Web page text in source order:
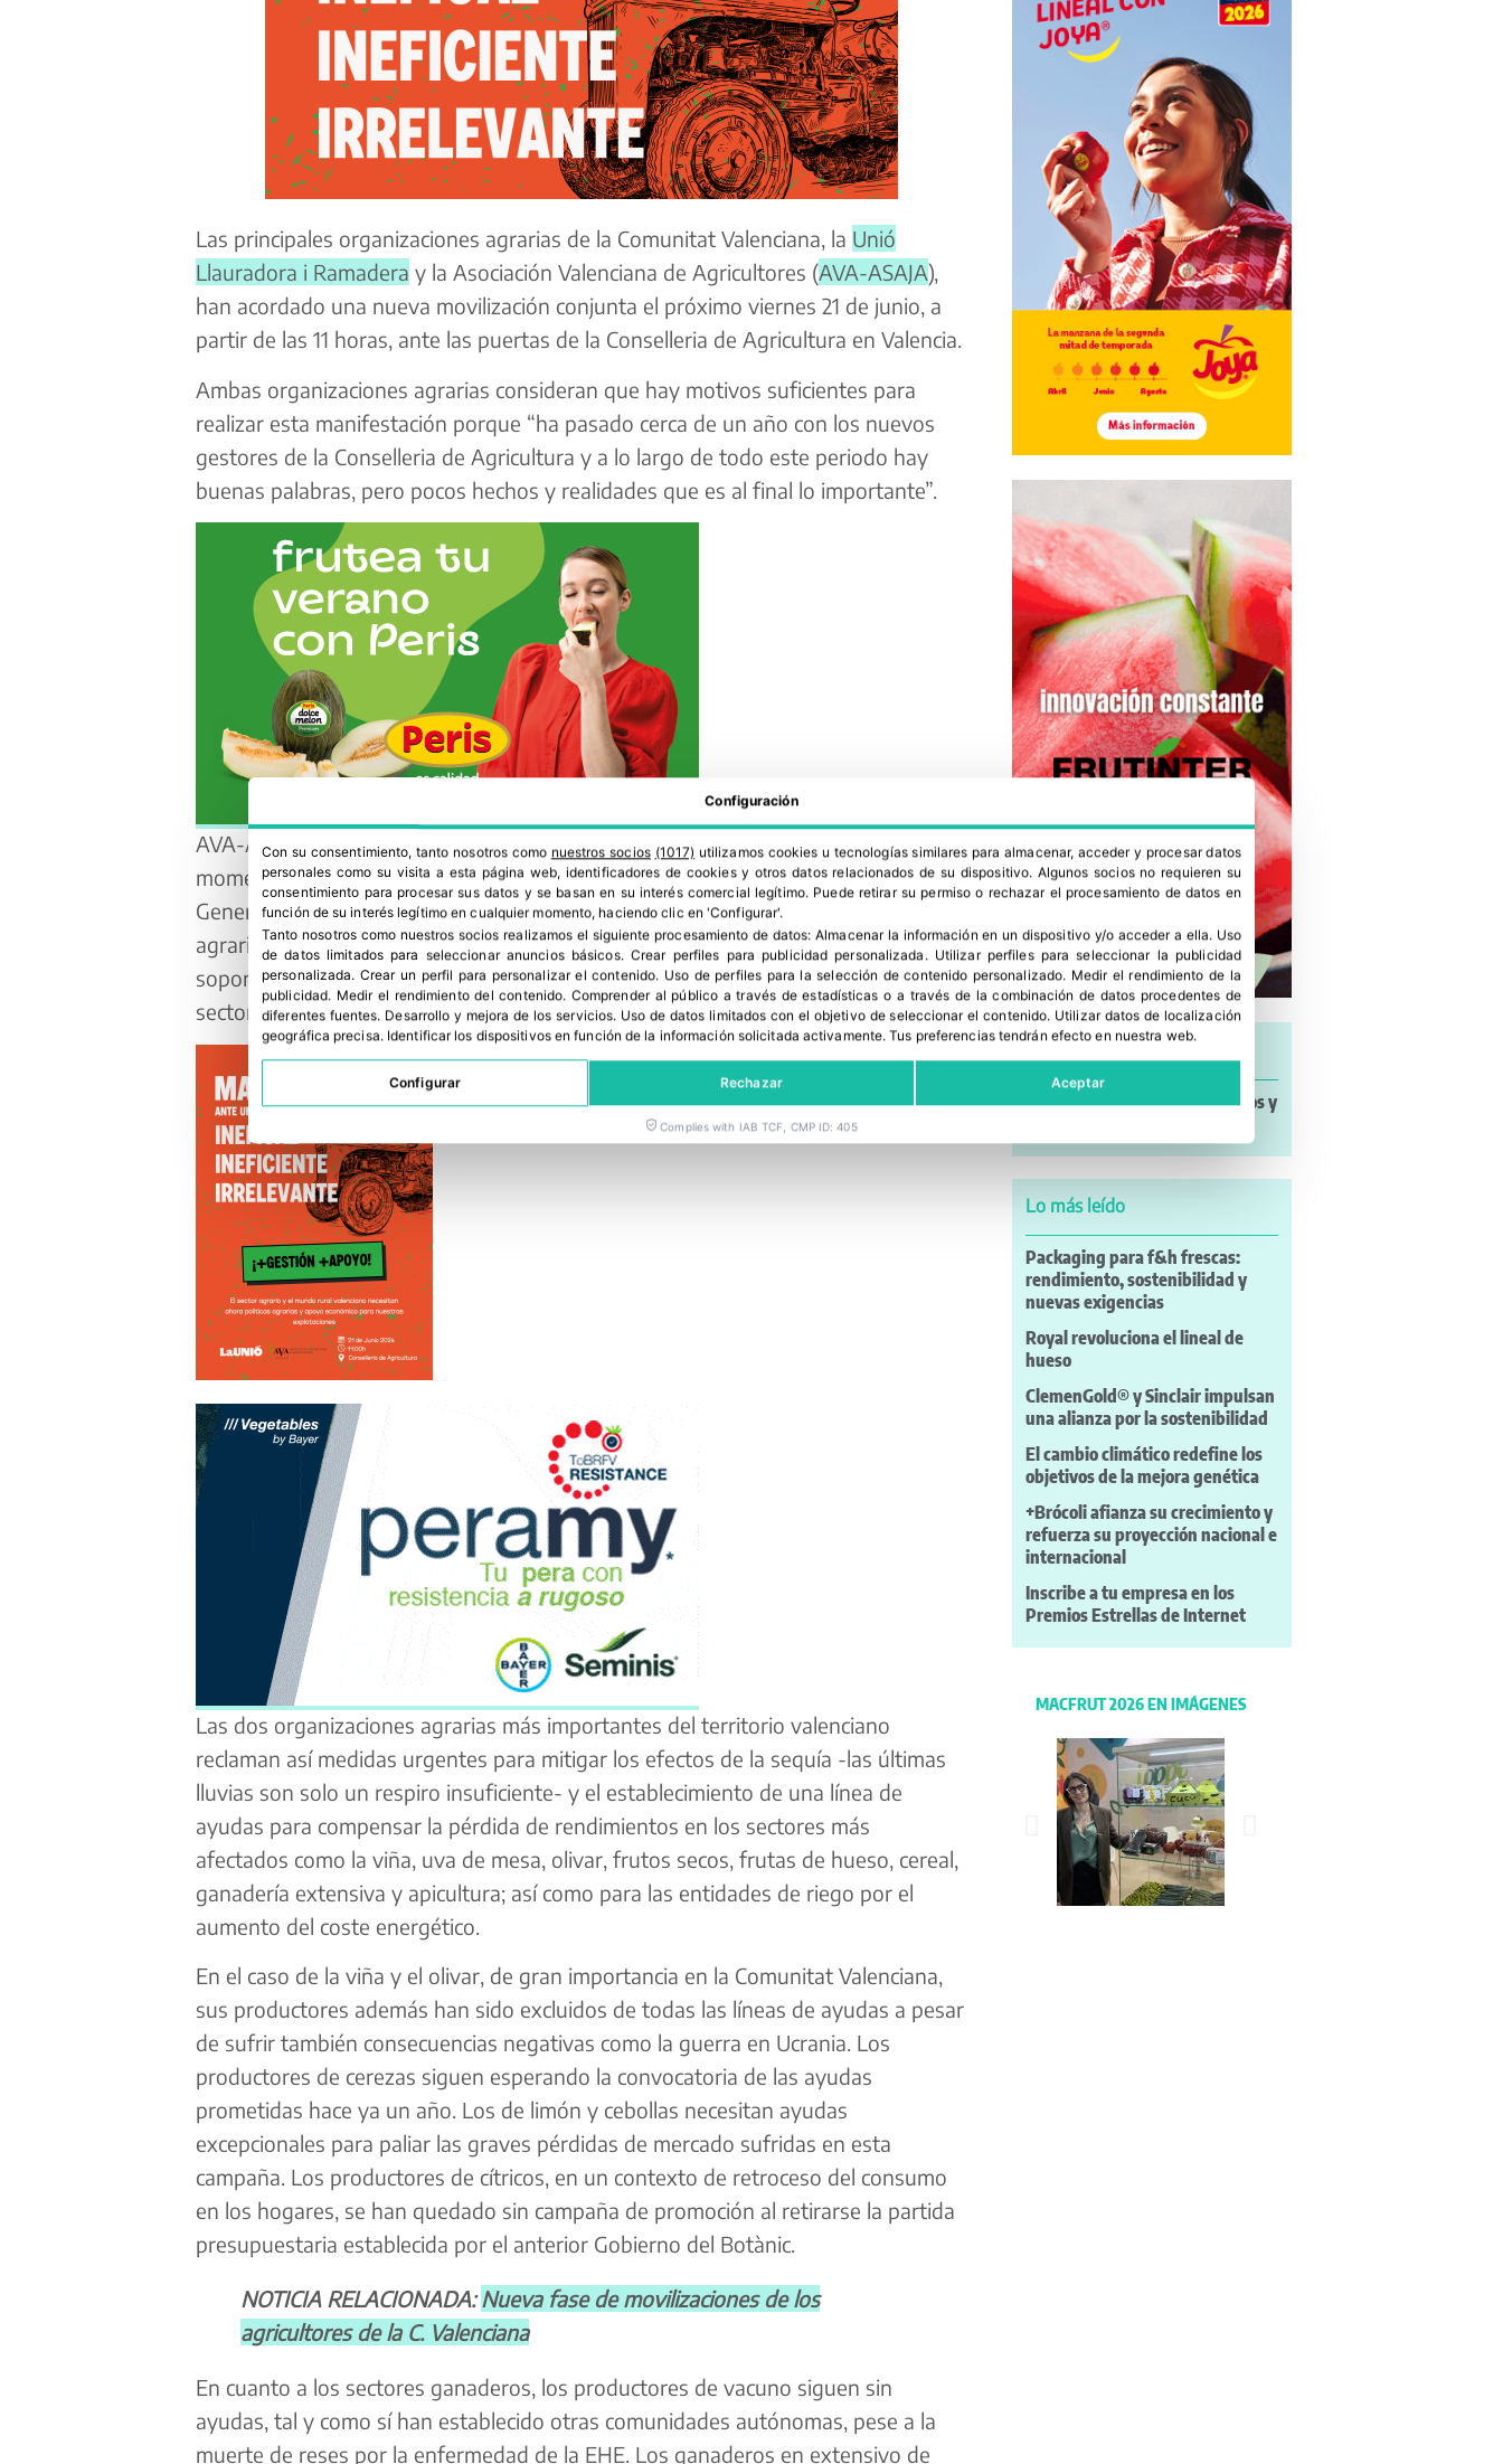
Las principales organizaciones agrarias de la Comunitat Valenciana, la Unió
Llauradora i Ramadera y la Asociación Valenciana de Agricultores (AVA-ASAJA),
han acordado una nueva movilización conjunta el próximo viernes 21 de junio, a
partir de las 11 horas, ante las puertas de la Conselleria de Agricultura en Valencia.
Ambas organizaciones agrarias consideran que hay motivos suficientes para
realizar esta manifestación porque “ha pasado cerca de un año con los nuevos
gestores de la Conselleria de Agricultura y a lo largo de todo este periodo hay
buenas palabras, pero pocos hechos y realidades que es al final lo importante”.
AVA-ASAJA y LA UNIÓ señalan que la Conselleria de Agricultura es en estos
momentos un organismo “ineficaz, ineficiente e irrelevante en el conjunto de la
Generalitat” y abogan por un “mayor apoyo y una mejor gestión porque el sector
agrario y el mundo rural de la Comunitat Valenciana requieren unas políticas y un
soporte económico que le haga salir de la crisis a la mayor parte de cultivos y
sectores ganaderos”.
Las dos organizaciones agrarias más importantes del territorio valenciano
reclaman así medidas urgentes para mitigar los efectos de la sequía -las últimas
lluvias son solo un respiro insuficiente- y el establecimiento de una línea de
ayudas para compensar la pérdida de rendimientos en los sectores más
afectados como la viña, uva de mesa, olivar, frutos secos, frutas de hueso, cereal,
ganadería extensiva y apicultura; así como para las entidades de riego por el
aumento del coste energético.
En el caso de la viña y el olivar, de gran importancia en la Comunitat Valenciana,
sus productores además han sido excluidos de todas las líneas de ayudas a pesar
de sufrir también consecuencias negativas como la guerra en Ucrania. Los
productores de cerezas siguen esperando la convocatoria de las ayudas
prometidas hace ya un año. Los de limón y cebollas necesitan ayudas
excepcionales para paliar las graves pérdidas de mercado sufridas en esta
campaña. Los productores de cítricos, en un contexto de retroceso del consumo
en los hogares, se han quedado sin campaña de promoción al retirarse la partida
presupuestaria establecida por el anterior Gobierno del Botànic.
NOTICIA RELACIONADA:Nueva fase de movilizaciones de los
agricultores de la C. Valenciana
En cuanto a los sectores ganaderos, los productores de vacuno siguen sin
ayudas, tal y como sí han establecido otras comunidades autónomas, pese a la
muerte de reses por la enfermedad de la EHE. Los ganaderos en extensivo de
Noticias a mi Manera: incendios y
Lo más leído
Packaging para f&h frescas:
rendimiento, sostenibilidad y
nuevas exigencias
Royal revoluciona el lineal de
hueso
ClemenGold® y Sinclair impulsan
una alianza por la sostenibilidad
El cambio climático redefine los
objetivos de la mejora genética
+Brócoli afianza su crecimiento y
refuerza su proyección nacional e
internacional
Inscribe a tu empresa en los
Premios Estrellas de Internet
MACFRUT 2026 EN IMÁGENES
Configuración
Con su consentimiento, tanto nosotros como nuestros socios (1017) utilizamos cookies u tecnologías similares para almacenar, acceder y procesar datos
personales como su visita a esta página web, identificadores de cookies y otros datos relacionados de su dispositivo. Algunos socios no requieren su
consentimiento para procesar sus datos y se basan en su interés comercial legítimo. Puede retirar su permiso o rechazar el procesamiento de datos en
función de su interés legítimo en cualquier momento, haciendo clic en 'Configurar'.
Tanto nosotros como nuestros socios realizamos el siguiente procesamiento de datos:Almacenar la información en un dispositivo y/o acceder a ella. Uso
de datos limitados para seleccionar anuncios básicos. Crear perfiles para publicidad personalizada . Utilizar perfiles para seleccionar la publicidad
personalizada. Crear un perfil para personalizar el contenido. Uso de perfiles para la selección de contenido personalizado. Medir el rendimiento de la
publicidad. Medir el rendimiento del contenido. Comprender al público a través de estadísticas o a través de la combinación de datos procedentes de
diferentes fuentes. Desarrollo y mejora de los servicios. Uso de datos limitados con el objetivo de seleccionar el contenido. Utilizar datos de localización
geográfica precisa. Identificar los dispositivos en función de la información solicitada activamente.Tus preferencias tendrán efecto en nuestra web.
Configurar Rechazar Aceptar
Complies with IAB TCF, CMP ID: 405